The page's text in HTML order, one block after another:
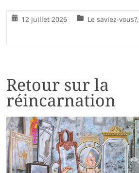
12 juillet 2026 Le saviez-vous?,
Retour sur la
réincarnation